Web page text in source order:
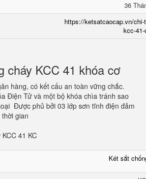
36
https://ketsatcaocap.vn/
kcc-
cháy KCC 41 khóa cơ
hàng, có kết cấu an toàn vững chắc.
Điện Tử và một bộ khóa chìa tránh sao
Được phủ bởi 03 lớp sơn tĩnh điện đảm
gian
Két sắt